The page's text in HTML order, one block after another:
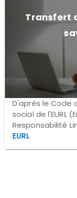
Transfert
D'après le Code
social de l'EURL
Responsabilité
EURL